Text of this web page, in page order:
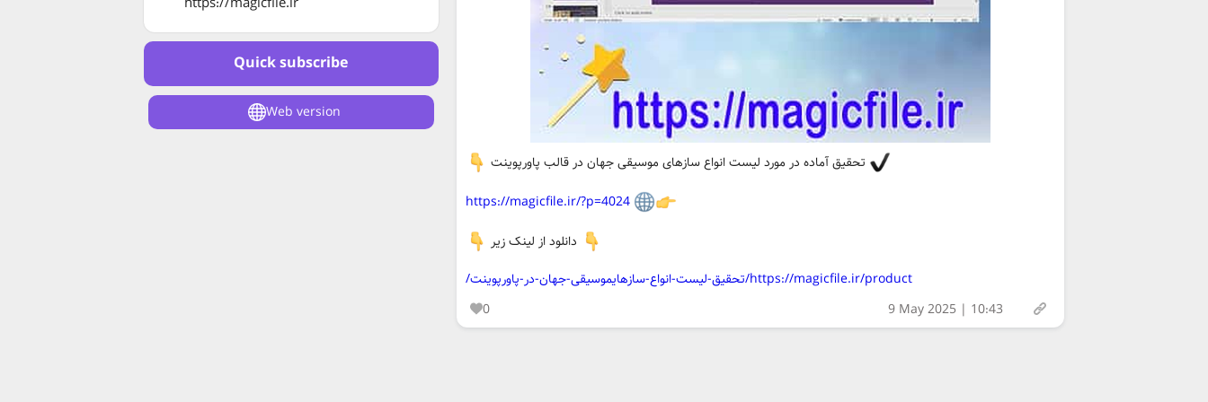
Quick subscribe
Web version
تحقیق آماده در مورد لیست انواع سازهای موسیقی جهان در قالب پاورپوینت
https://magicfile.ir/?p=4024
دانلود از لینک زیر
https://magicfile.ir/product/تحقیق-لیست-انواع-سازهایموسیقی-جهان-در-پاورپوینت/
0
9 May 2025 | 10:43